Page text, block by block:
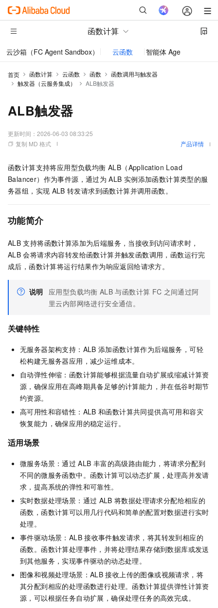
函数计算
云沙箱（FC Agent Sandbox） 云函数 智能体 AgentRun
首页 函数计算 云函数 函数
函数调用与触发器
触发器（云服务集成）
ALB触发器
ALB触发器
更新时间： 2026-06-03 08:33:25
复制 MD 格式
产品详情
函数计算支持将应用型负载均衡 ALB（Application Load
Balancer） 作为事件源，通过为 ALB 实例添加函数计算类型的服
务器组，实现 ALB 转发请求到函数计算并调用函数。
功能简介
ALB 支持将函数计算添加为后端服务，当接收到访问请求时，
ALB 会将请求内容转发给函数计算并触发函数调用，函数运行完
成后，函数计算将运行结果作为响应返回给请求方。
说明 应用型负载均衡 ALB 与函数计算 FC 之间通过阿
里云内部网络进行安全通信。
关键特性
无服务器架构支持：ALB 添加函数计算作为后端服务，可轻
松构建无服务器应用，减少运维成本。
自动弹性伸缩：函数计算能够根据流量自动扩展或缩减计算资
源，确保应用在高峰期具备足够的计算能力，并在低谷时期节
约资源。
高可用性和容错性：ALB 和函数计算共同提供高可用和容灾
恢复能力，确保应用的稳定运行。
适用场景
微服务场景：通过 ALB 丰富的高级路由能力，将请求分配到
不同的微服务函数中。函数计算可以动态扩展，处理高并发请
求，提高系统的弹性和可靠性。
实时数据处理场景：通过 ALB 将数据处理请求分配给相应的
函数，函数计算可以用几行代码和简单的配置对数据进行实时
处理。
事件驱动场景：ALB 接收事件触发请求，将其转发到相应的
函数。函数计算处理事件，并将处理结果存储到数据库或发送
到其他服务，实现事件驱动的动态处理。
图像和视频处理场景：ALB 接收上传的图像或视频请求，将
其分配到相应的处理函数进行处理。函数计算提供弹性计算资
源，可以根据任务自动扩展，确保处理任务的高效完成。